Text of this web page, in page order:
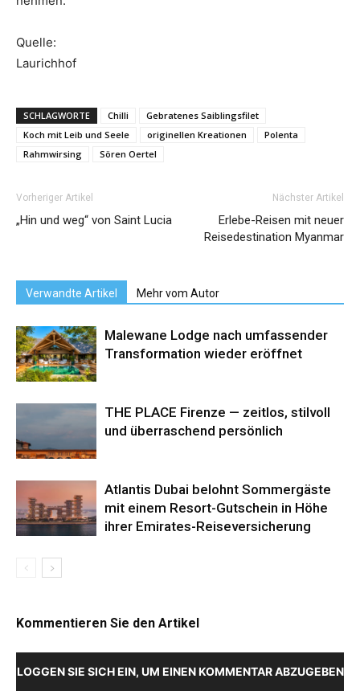
Quelle:
Laurichhof
SCHLAGWORTE Chilli
Gebratenes Saiblingsfilet
Koch mit Leib und Seele
originellen Kreationen
Polenta
Rahmwirsing
Sören Oertel
Vorheriger Artikel
„Hin und weg“ von Saint Lucia
Nächster Artikel
Erlebe-Reisen mit neuer
Reisedestination Myanmar
Verwandte Artikel Mehr vom Autor
Malewane Lodge nach umfassender
Transformation wieder eröffnet
THE PLACE Firenze — zeitlos, stilvoll
und überraschend persönlich
Atlantis Dubai belohnt Sommergäste
mit einem Resort-Gutschein in Höhe
ihrer Emirates-Reiseversicherung
Kommentieren Sie den Artikel
LOGGEN SIE SICH EIN, UM EINEN KOMMENTAR ABZUGEBEN